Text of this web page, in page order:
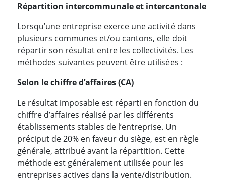
Répartition intercommunale et intercantonale
Lorsqu’une entreprise exerce une activité dans
plusieurs communes et/ou cantons, elle doit
répartir son résultat entre les collectivités. Les
méthodes suivantes peuvent être utilisées :
Selon le chiffre d’affaires (CA)
Le résultat imposable est réparti en fonction du
chiffre d’affaires réalisé par les différents
établissements stables de l’entreprise. Un
préciput de 20% en faveur du siège, est en règle
générale, attribué avant la répartition. Cette
méthode est généralement utilisée pour les
entreprises actives dans la vente/distribution.